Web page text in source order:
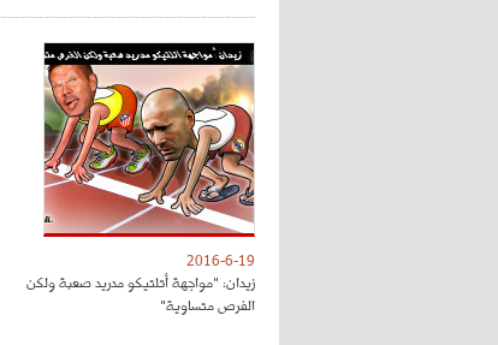
2016-6-19
زيدان: "مواجهة أتلتيكو مدريد صعبة ولكن
الفرص متساوية"